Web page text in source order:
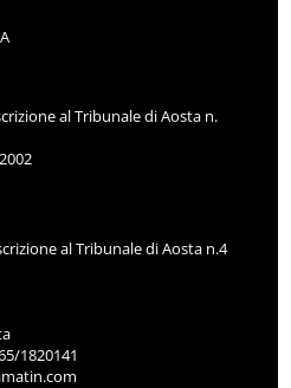
al Tribunale di Aosta n.
al Tribunale di Aosta n.4
1820141